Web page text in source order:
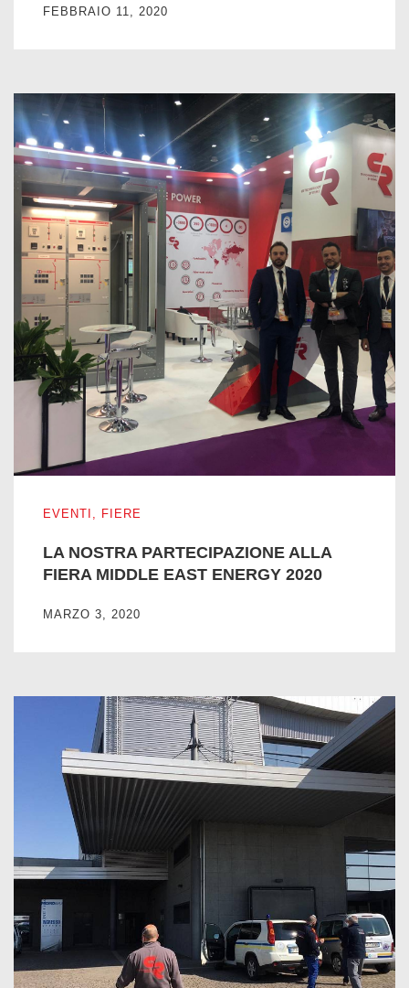
FEBBRAIO 11, 2020
EVENTI FIERE
LA NOSTRA PARTECIPAZIONE ALLA
FIERA MIDDLE EAST ENERGY 2020
MARZO 3, 2020